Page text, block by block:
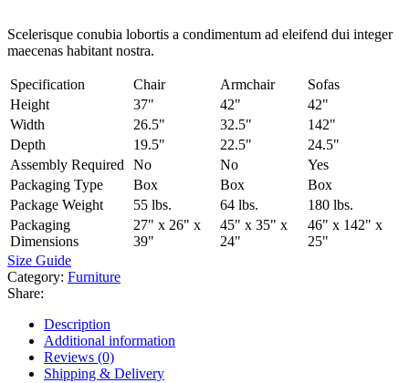
Scelerisque conubia lobortis a condimentum ad eleifend dui integer
maecenas habitant nostra.
Specification Chair Armchair
Sofas
Height
37" 42"
42"
Width
26.5" 32.5"
142"
Depth
19.5" 22.5"
24.5"
Assembly Required No No
Yes
Packaging Type
Box Box
Box
Package Weight
55 lbs. 64 lbs.
180 lbs.
Packaging
Dimensions
27" x 26" x
39"
45" x 35" x
24"
46" x 142" x
25"
Size Guide
Category: Furniture
Share:
Description
Additional information
Reviews (0)
Shipping & Delivery